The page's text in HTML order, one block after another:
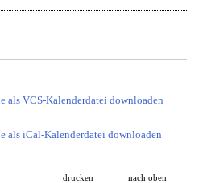
als VCS-Kalenderdatei downloaden
als iCal-Kalenderdatei downloaden
drucken nach oben